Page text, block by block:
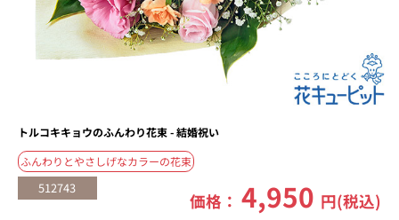
トルコキキョウのふんわり花束 - 結婚祝い
ふんわりとやさしげなカラーの花束
512743
価格：4,950 円(税込)